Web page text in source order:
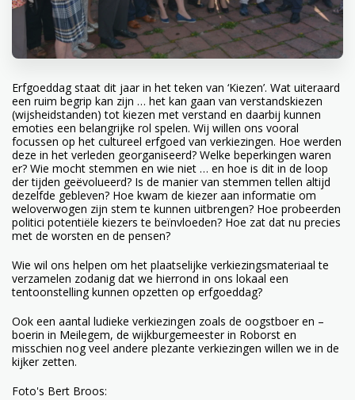
Erfgoeddag staat dit jaar in het teken van ‘Kiezen’. Wat uiteraard
een ruim begrip kan zijn … het kan gaan van verstandskiezen
(wijsheidstanden) tot kiezen met verstand en daarbij kunnen
emoties een belangrijke rol spelen. Wij willen ons vooral
focussen op het cultureel erfgoed van verkiezingen. Hoe werden
deze in het verleden georganiseerd? Welke beperkingen waren
er? Wie mocht stemmen en wie niet … en hoe is dit in de loop
der tijden geëvolueerd? Is de manier van stemmen tellen altijd
dezelfde gebleven? Hoe kwam de kiezer aan informatie om
weloverwogen zijn stem te kunnen uitbrengen? Hoe probeerden
politici potentiële kiezers te beïnvloeden? Hoe zat dat nu precies
met de worsten en de pensen?
Wie wil ons helpen om het plaatselijke verkiezingsmateriaal te
verzamelen zodanig dat we hierrond in ons lokaal een
tentoonstelling kunnen opzetten op erfgoeddag?
Ook een aantal ludieke verkiezingen zoals de oogstboer en –
boerin in Meilegem, de wijkburgemeester in Roborst en
misschien nog veel andere plezante verkiezingen willen we in de
kijker zetten.
Foto's Bert Broos: